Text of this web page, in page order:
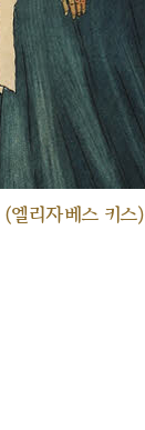
엘리자베스 키스)